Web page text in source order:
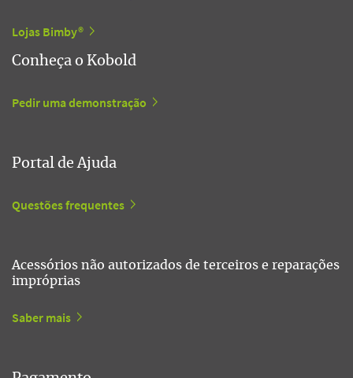
Lojas Bimby®
Conheça o Kobold
Pedir uma demonstração
Portal de Ajuda
Questões frequentes
Acessórios não autorizados de terceiros e reparações
impróprias
Saber mais